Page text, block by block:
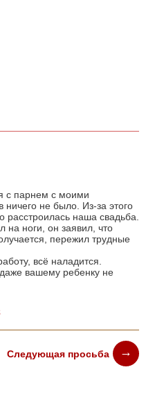
с парнем с моими
не было. Из-за этого
расстроилась наша свадьба.
на ноги, он заявил, что
пережил трудные
всё наладится.
вашему ребенку не
Следующая просьба